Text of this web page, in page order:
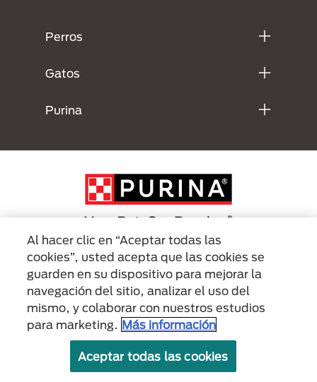
Perros
Gatos
Purina
Menu Footer Secundario Purina
All Nestlé Purina trademarks owned by Société des Produits Nestlé S.A.,
Vevey, Switzerland or are used with permission.
Políticas sobre
cookies
Términos de
privacidad
Al hacer clic en “Aceptar todas las
cookies”, usted acepta que las cookies se
guarden en su dispositivo para mejorar la
navegación del sitio, analizar el uso del
mismo, y colaborar con nuestros estudios
para marketing. Más información
Aceptar todas las cookies